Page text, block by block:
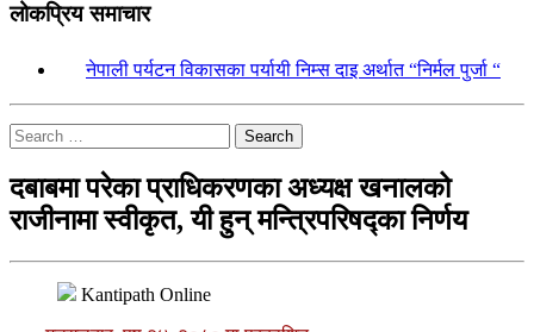
लोकप्रिय समाचार
नेपाली पर्यटन विकासका पर्यायी निम्स दाइ अर्थात “निर्मल पुर्जा “
Search
दबाबमा परेका प्राधिकरणका अध्यक्ष खनालको
राजीनामा स्वीकृत, यी हुन् मन्त्रिपरिषद्का निर्णय
Kantipath Online